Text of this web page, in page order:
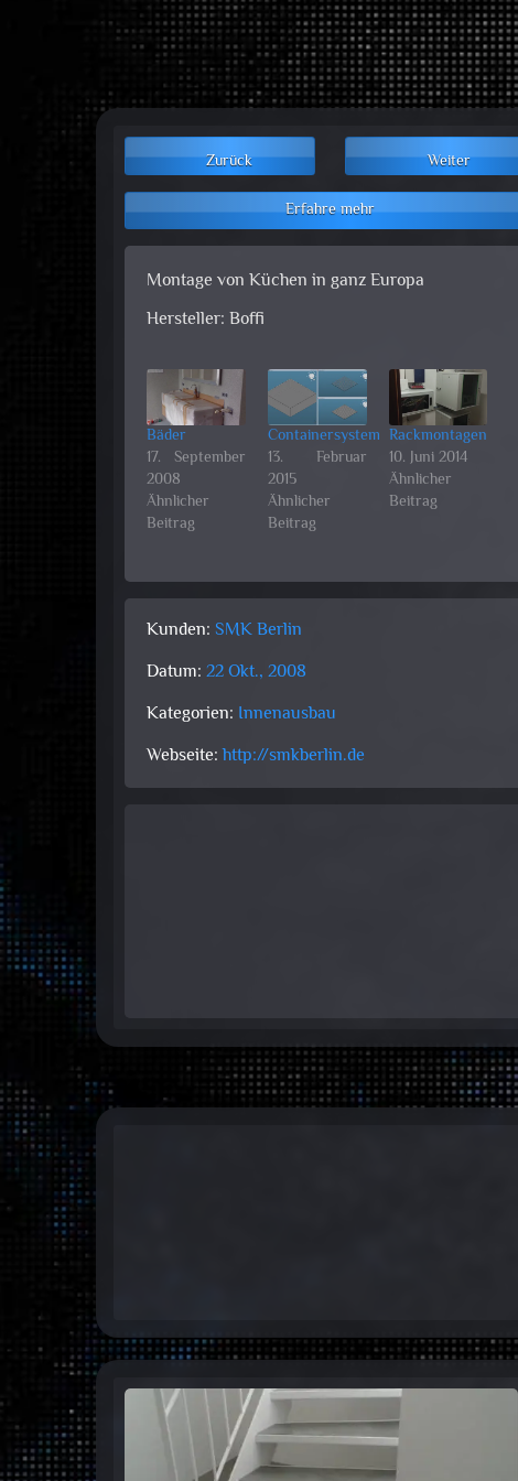
Zurück Weiter
Erfahre mehr
Montage von Küchen in ganz Europa
Hersteller: Boffi
Bäder
17. September
2008
Ähnlicher
Beitrag
Containersystem
13. Februar
2015
Ähnlicher
Beitrag
Rackmontagen
10. Juni 2014
Ähnlicher
Beitrag
Kunden: SMK Berlin
Datum: 22 Okt., 2008
Kategorien: Innenausbau
Webseite:http://smkberlin.de